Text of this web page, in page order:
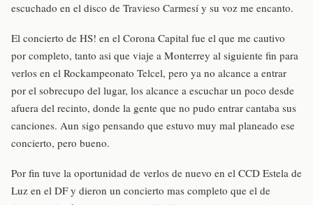
escuchado en el disco de Travieso Carmesí y su voz me encanto.
El concierto de HS! en el Corona Capital fue el que me cautivo
por completo, tanto asi que viaje a Monterrey al siguiente fin para
verlos en el Rockampeonato Telcel, pero ya no alcance a entrar
por el sobrecupo del lugar, los alcance a escuchar un poco desde
afuera del recinto, donde la gente que no pudo entrar cantaba sus
canciones. Aun sigo pensando que estuvo muy mal planeado ese
concierto, pero bueno.
Por fin tuve la oportunidad de verlos de nuevo en el CCD Estela de
Luz en el DF y dieron un concierto mas completo que el de